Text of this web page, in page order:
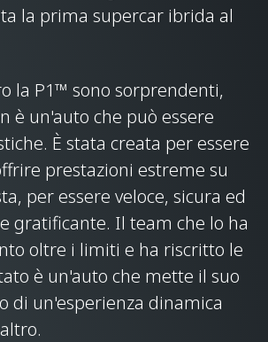
la prima supercar ibrida al
la P1™ sono sorprendenti,
è un'auto che può essere
È stata creata per essere
prestazioni estreme su
per essere veloce, sicura ed
gratificante. Il team che lo ha
oltre i limiti e ha riscritto le
è un'auto che mette il suo
di un'esperienza dinamica